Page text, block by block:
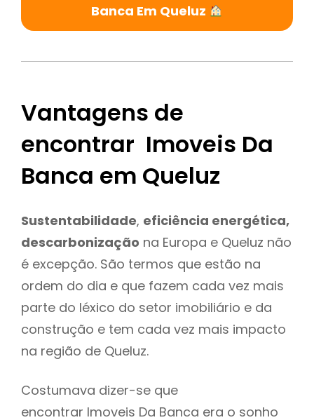
Banca Em Queluz
Vantagens de
encontrar Imoveis Da
Banca em Queluz
Sustentabilidade, eficiência energética,
descarbonização na Europa e Queluz não
é excepção. São termos que estão na
ordem do dia e que fazem cada vez mais
parte do léxico do setor imobiliário e da
construção e tem cada vez mais impacto
na região de Queluz.
Costumava dizer-se que
encontrar Imoveis Da Banca era o sonho